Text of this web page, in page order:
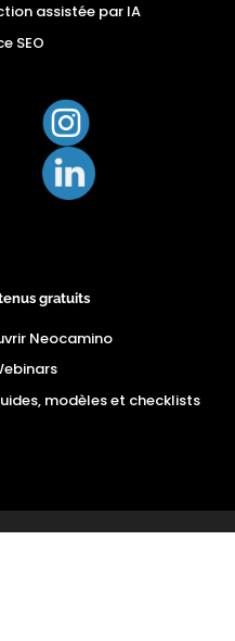
assistée par IA
SEO
gratuits
Neocamino
modèles et checklists